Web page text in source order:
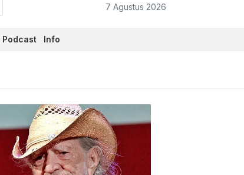
7 Agustus 2026
Podcast Info